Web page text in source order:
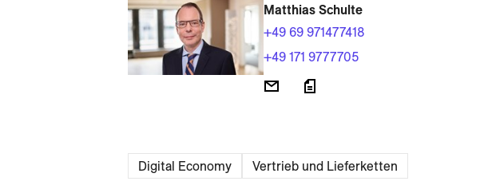
Matthias Schulte
+49 69 971477418
+49 171 9777705
Digital Economy Vertrieb und Lieferketten